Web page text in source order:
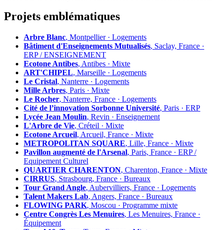
Projets emblématiques
Arbre Blanc, Montpellier · Logements
Bâtiment d'Enseignements Mutualisés, Saclay, France ·
ERP / ENSEIGNEMENT
Ecotone Antibes, Antibes · Mixte
ART'CHIPEL, Marseille · Logements
Le Cristal, Nanterre · Logements
Mille Arbres, Paris · Mixte
Le Rocher, Nanterre, France · Logements
Cité de l’innovation Sorbonne Université, Paris · ERP
Lycée Jean Moulin, Revin · Enseignement
L'Arbre de Vie, Créteil · Mixte
Ecotone Arcueil, Arcueil, France · Mixte
METROPOLITAN SQUARE, Lille, France · Mixte
Pavillon augmenté de l'Arsenal, Paris, France · ERP /
Equipement Culturel
QUARTIER CHARENTON, Charenton, France · Mixte
CIRRUS, Strasbourg, France · Bureaux
Tour Grand Angle, Aubervilliers, France · Logements
Talent Makers Lab, Angers, France · Bureaux
FLOWING PARK, Moscou · Programme mixte
Centre Congrès Les Menuires, Les Menuires, France ·
Équipement